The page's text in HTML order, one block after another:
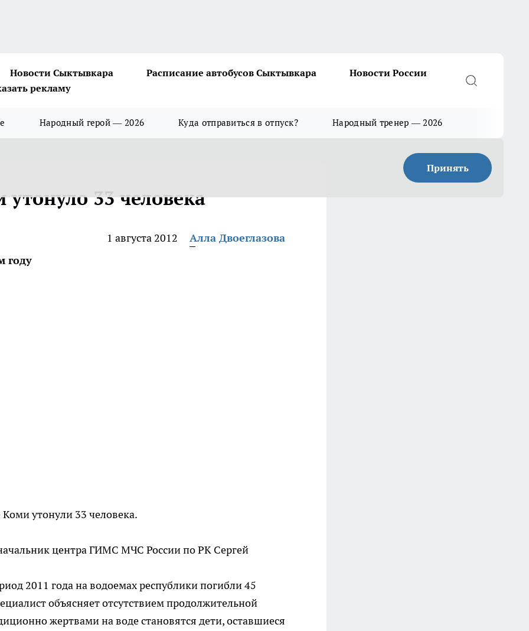
Новости Сыктывкара Расписание автобусов Сыктывкара
Новости России
рекламу
Народный герой — 2026 Куда отправиться в отпуск? Народный тренер — 2026
Принять
33 человека
1 августа 2012
Алла Двоеглазова
году
утонули 33 человека.
центра ГИМС МЧС России по РК Сергей
2011 года на водоемах республики погибли 45
объясняет отсутствием продолжительной
жертвами на воде становятся дети, оставшиеся